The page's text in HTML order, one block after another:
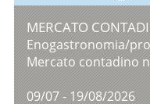
MERCATO
Enogastronomia/
Mercato contadino
09/07 - 19/08/2026